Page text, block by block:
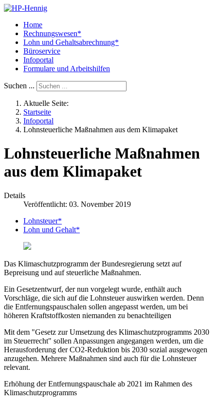
Home
Rechnungswesen*
Lohn und Gehaltsabrechnung*
Büroservice
Infoportal
Formulare und Arbeitshilfen
Suchen ...
Aktuelle Seite:
Startseite
Infoportal
Lohnsteuerliche Maßnahmen aus dem Klimapaket
Lohnsteuerliche Maßnahmen
aus dem Klimapaket
Details
Veröffentlicht: 03. November 2019
Lohnsteuer*
Lohn und Gehalt*
Das Klimaschutzprogramm der Bundesregierung setzt auf
Bepreisung und auf steuerliche Maßnahmen.
Ein Gesetzentwurf, der nun vorgelegt wurde, enthält auch
Vorschläge, die sich auf die Lohnsteuer auswirken werden. Denn
die Entfernungspauschalen sollen angepasst werden, um bei
höheren Kraftstoffkosten niemanden zu benachteiligen
Mit dem "Gesetz zur Umsetzung des Klimaschutzprogramms 2030
im Steuerrecht" sollen Anpassungen angegangen werden, um die
Herausforderung der CO2-Reduktion bis 2030 sozial ausgewogen
anzugehen. Mehrere Maßnahmen sind auch für die Lohnsteuer
relevant.
Erhöhung der Entfernungspauschale ab 2021 im Rahmen des
Klimaschutzprogramms